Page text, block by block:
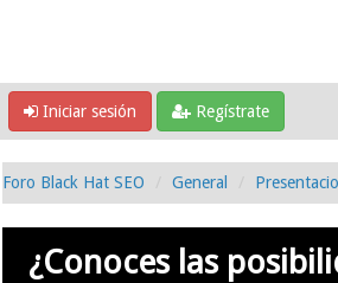
Iniciar sesión Regístrate
Foro Black Hat SEO General
¿Conoces las